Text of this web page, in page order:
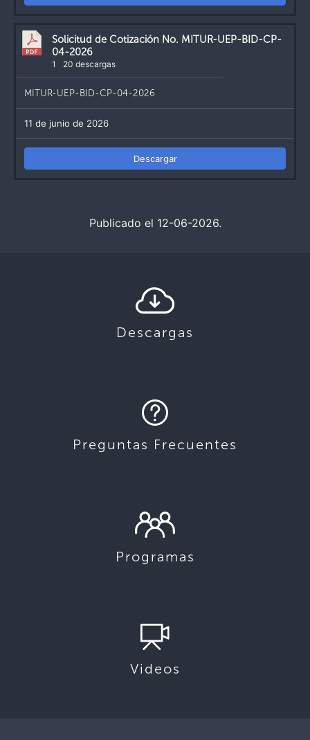
Solicitud de Cotización No. MITUR-UEP-BID-CP-
04-2026
1 20 descargas
MITUR-UEP-BID-CP-04-2026
11 de junio de 2026
Descargar
Publicado el 12-06-2026.
Descargas
Preguntas Frecuentes
Programas
Videos